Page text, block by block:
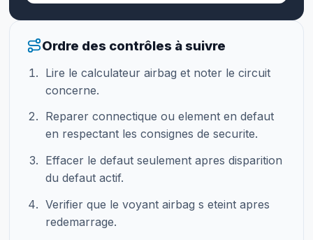
Ordre des contrôles à suivre
Lire le calculateur airbag et noter le circuit
concerne.
Reparer connectique ou element en defaut
en respectant les consignes de securite.
Effacer le defaut seulement apres disparition
du defaut actif.
Verifier que le voyant airbag s eteint apres
redemarrage.